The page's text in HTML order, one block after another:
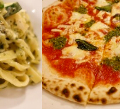
求人を
ホールスタッフ
求人を
ホールスタッフ
求人を
調理師・調理スタッフ
求人を
ホールスタッフ